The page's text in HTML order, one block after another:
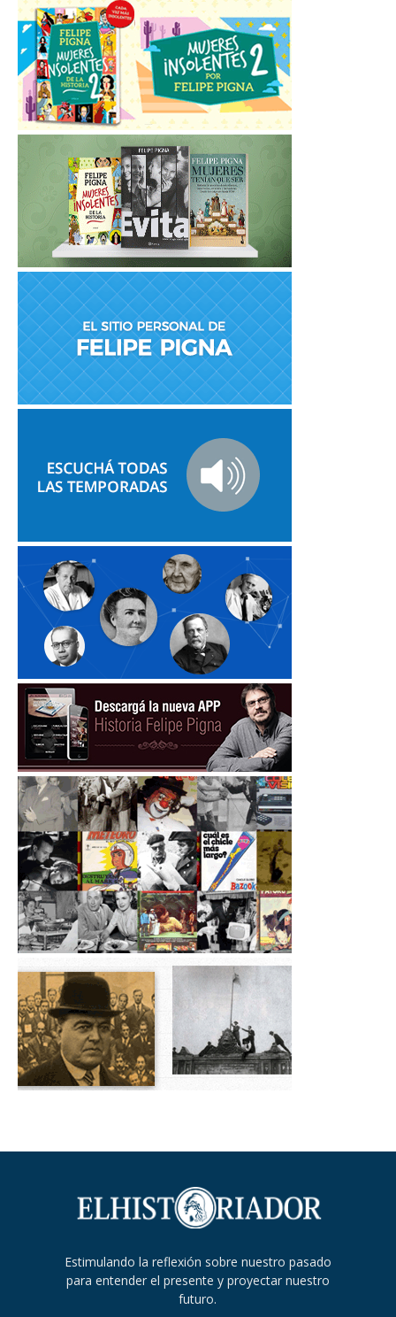
Estimulando la reflexión sobre nuestro pasado
para entender el presente y proyectar nuestro
futuro.